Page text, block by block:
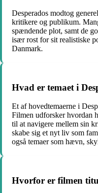
Desperados modtog
kritikere og publikum.
spændende plot, samt de
især rost for sit realistiske
Danmark.
Hvad er temaet i
Et af hovedtemaerne i
Filmen udforsker hvordan
til at navigere mellem sin
skabe sig et nyt liv som
også temaer som hævn,
Hvorfor er filmen